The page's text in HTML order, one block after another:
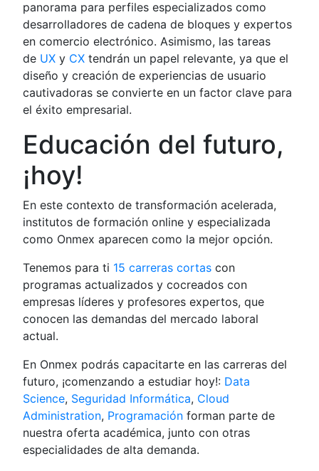
panorama para perfiles especializados como
desarrolladores de cadena de bloques y expertos
en comercio electrónico. Asimismo, las tareas
de UX y CX tendrán un papel relevante, ya que el
diseño y creación de experiencias de usuario
cautivadoras se convierte en un factor clave para
el éxito empresarial.
Educación del futuro,
¡hoy!
En este contexto de transformación acelerada,
institutos de formación online y especializada
como Onmex aparecen como la mejor opción.
Tenemos para ti 15 carreras cortas con
programas actualizados y cocreados con
empresas líderes y profesores expertos, que
conocen las demandas del mercado laboral
actual.
En Onmex podrás capacitarte en las carreras del
futuro, ¡comenzando a estudiar hoy!: Data
Science, Seguridad Informática, Cloud
Administration, Programación forman parte de
nuestra oferta académica, junto con otras
especialidades de alta demanda.